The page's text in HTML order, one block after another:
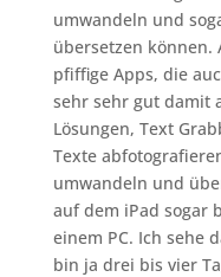
umwandeln und
übersetzen können.
pfiffige Apps, die
sehr sehr gut damit
Lösungen, Text
Texte
umwandeln und
auf dem iPad sogar
einem PC. Ich sehe
bin ja drei bis vier